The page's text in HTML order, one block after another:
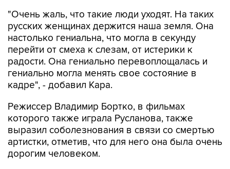
"Очень жаль, что такие люди уходят. На таких
русских женщинах держится наша земля. Она
настолько гениальна, что могла в секунду
перейти от смеха к слезам, от истерики к
радости. Она гениально перевоплощалась и
гениально могла менять свое состояние в
кадре", - добавил Кара.
Режиссер Владимир Бортко, в фильмах
которого также играла Русланова, также
выразил соболезнования в связи со смертью
артистки, отметив, что для него она была очень
дорогим человеком.